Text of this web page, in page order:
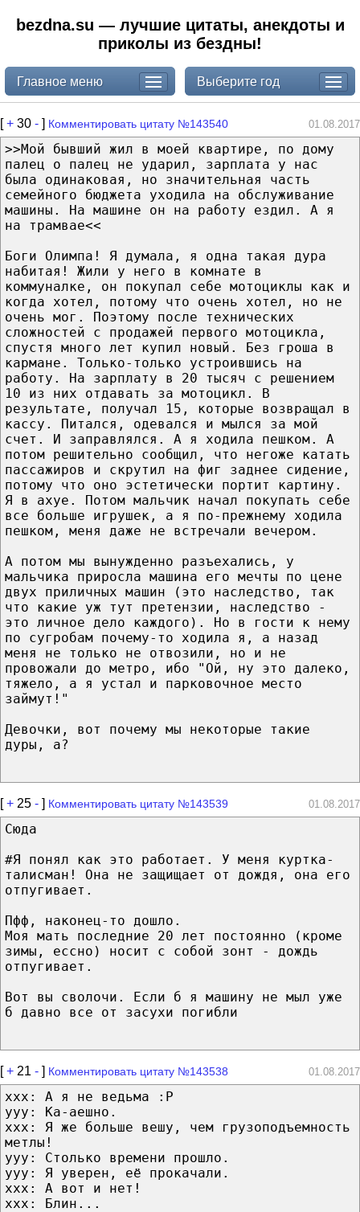
bezdna.su — лучшие цитаты, анекдоты и
приколы из бездны!
Главное меню Выберите год
[+ 30 - ] Комментировать цитату №143540 01.08.2017
>>Мой бывший жил в моей квартире, по дому
палец о палец не ударил, зарплата у нас
была одинаковая, но значительная часть
семейного бюджета уходила на обслуживание
машины. На машине он на работу ездил. А я
на трамвае<<
Боги Олимпа! Я думала, я одна такая дура
набитая! Жили у него в комнате в
коммуналке, он покупал себе мотоциклы как и
когда хотел, потому что очень хотел, но не
очень мог. Поэтому после технических
сложностей с продажей первого мотоцикла,
спустя много лет купил новый. Без гроша в
кармане. Только-только устроившись на
работу. На зарплату в 20 тысяч с решением
10 из них отдавать за мотоцикл. В
результате, получал 15, которые возвращал в
кассу. Питался, одевался и мылся за мой
счет. И заправлялся. А я ходила пешком. А
потом решительно сообщил, что негоже катать
пассажиров и скрутил на фиг заднее сидение,
потому что оно эстетически портит картину.
Я в ахуе. Потом мальчик начал покупать себе
все больше игрушек, а я по-прежнему ходила
пешком, меня даже не встречали вечером.
А потом мы вынужденно разъехались, у
мальчика приросла машина его мечты по цене
двух приличных машин (это наследство, так
что какие уж тут претензии, наследство -
это личное дело каждого). Но в гости к нему
по сугробам почему-то ходила я, а назад
меня не только не отвозили, но и не
провожали до метро, ибо "Ой, ну это далеко,
тяжело, а я устал и парковочное место
займут!"
Девочки, вот почему мы некоторые такие
дуры, а?
[+ 25 - ] Комментировать цитату №143539 01.08.2017
Сюда
#Я понял как это работает. У меня куртка-
талисман! Она не защищает от дождя, она его
отпугивает.
Пфф, наконец-то дошло.
Моя мать последние 20 лет постоянно (кроме
зимы, ессно) носит с собой зонт - дождь
отпугивает.
Вот вы сволочи. Если б я машину не мыл уже
б давно все от засухи погибли
[+ 21 - ] Комментировать цитату №143538 01.08.2017
xxx: А я не ведьма :Р
yyy: Ка-аешно.
xxx: Я же больше вешу, чем грузоподъемность
метлы!
yyy: Столько времени прошло.
yyy: Я уверен, её прокачали.
xxx: А вот и нет!
xxx: Блин...